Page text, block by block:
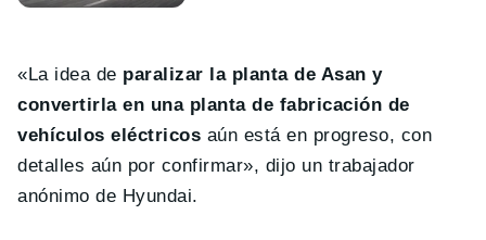
«La idea de paralizar la planta de Asan y
convertirla en una planta de fabricación de
vehículos eléctricos aún está en progreso, con
detalles aún por confirmar», dijo un trabajador
anónimo de Hyundai.